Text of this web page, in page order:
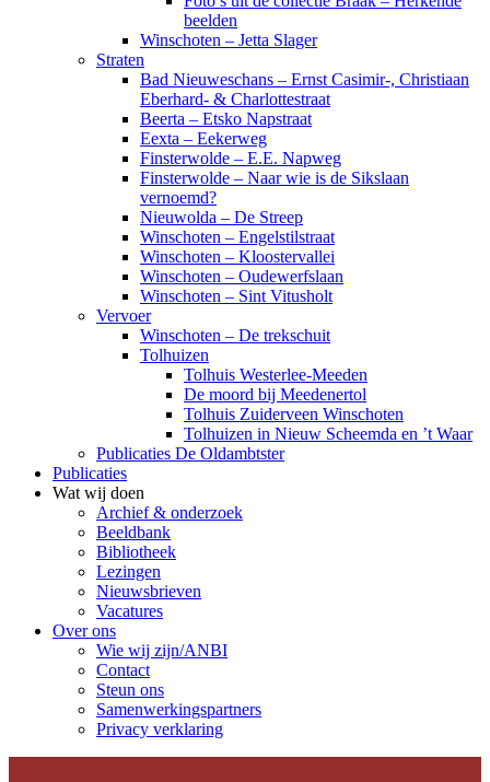
beelden
Winschoten – Jetta Slager
Straten
Bad Nieuweschans – Ernst Casimir-, Christiaan
Eberhard- & Charlottestraat
Beerta – Etsko Napstraat
Eexta – Eekerweg
Finsterwolde – E.E. Napweg
Finsterwolde – Naar wie is de Sikslaan
vernoemd?
Nieuwolda – De Streep
Winschoten – Engelstilstraat
Winschoten – Kloostervallei
Winschoten – Oudewerfslaan
Winschoten – Sint Vitusholt
Vervoer
Winschoten – De trekschuit
Tolhuizen
Tolhuis Westerlee-Meeden
De moord bij Meedenertol
Tolhuis Zuiderveen Winschoten
Tolhuizen in Nieuw Scheemda en ’t Waar
Publicaties De Oldambtster
Publicaties
Wat wij doen
Archief & onderzoek
Beeldbank
Bibliotheek
Lezingen
Nieuwsbrieven
Vacatures
Over ons
Wie wij zijn/ANBI
Contact
Steun ons
Samenwerkingspartners
Privacy verklaring